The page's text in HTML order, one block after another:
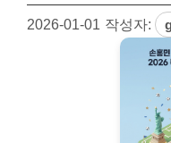
2026-01-01 작성자: